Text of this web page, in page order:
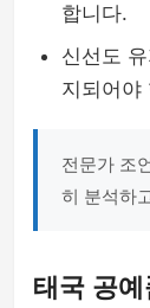
합니다.
신선도
지되어야
전문가 조
히 분석하
태국 공